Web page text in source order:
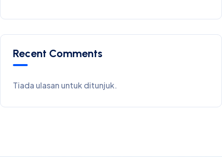
Recent Comments
Tiada ulasan untuk ditunjuk.